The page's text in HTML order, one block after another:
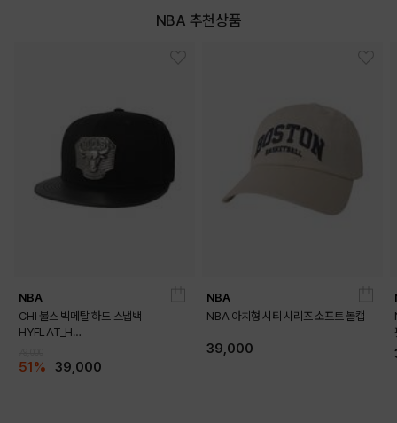
NBA 추천상품
NBA
CHI 불스 빅메탈 하드 스냅백
HYFLAT_H
51% 39,000
NBA
NBA 아치형 시티 시리즈 소프트 볼캡
39,000